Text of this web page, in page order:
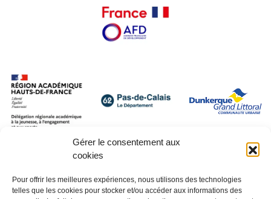
Gérer le consentement aux
cookies
Pour offrir les meilleures expériences, nous utilisons des technologies
telles que les cookies pour stocker et/ou accéder aux informations des